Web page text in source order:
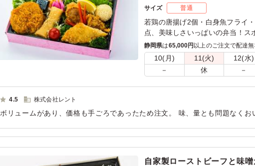
サイズ 普通
若鶏の唐揚げ2個・白身魚フライ
点、美味しさいっぱいの弁当！
もオススメです。野菜もしっかり
れていて、萬福弁当自慢のお弁当
静岡県は65,000円 以上のご注文で配達
10(月) 11(火) 12(水)
－ 休 －
4.5 株式会社レント
ボリュームがあり、価格も手ごろであったため注文。 味、量とも問題なく
自家製ローストビーフと味噌